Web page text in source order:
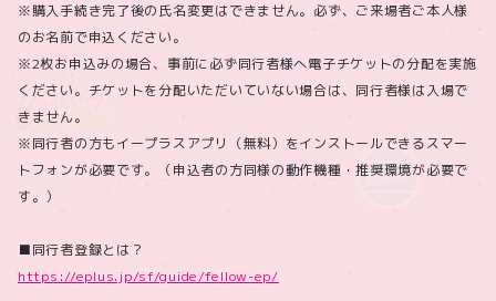
※購入手続き完了後の氏名変更はできません。必ず、ご来場者ご本人様
のお名前で申込ください。
※2枚お申込みの場合、事前に必ず同行者様へ電子チケットの分配を実施
ください。チケットを分配いただいていない場合は、同行者様は入場で
きません。
※同行者の方もイープラスアプリ（無料）をインストールできるスマー
トフォンが必要です。（申込者の方同様の動作機種・推奨環境が必要で
す。）
■同行者登録とは？
https://eplus.jp/sf/guide/fellow-ep/